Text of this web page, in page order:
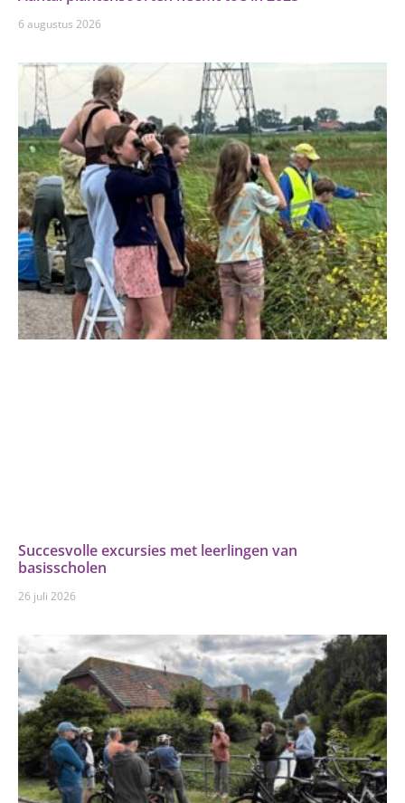
6 augustus 2026
Succesvolle excursies met leerlingen van
basisscholen
26 juli 2026